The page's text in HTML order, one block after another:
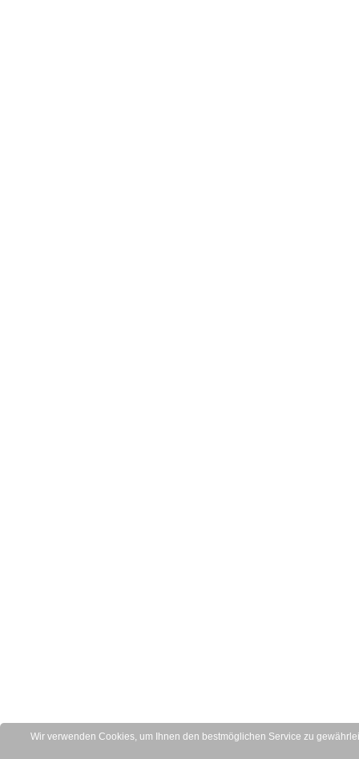
Wir verwenden Cookies, um Ihnen den bestmöglichen Service zu